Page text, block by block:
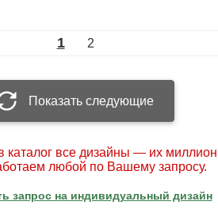
1 2
Показать следующие
все дизайны — их
любой по Вашему запросу.
запрос на индивидуальный дизайн